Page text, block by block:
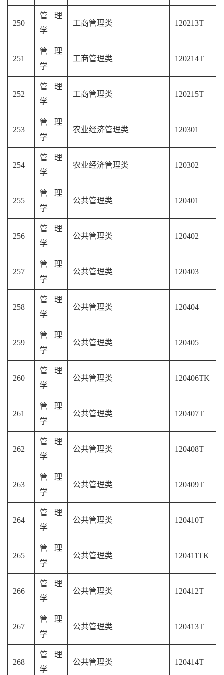
250
管理
学
工商管理类 120213T
251
管理
学
工商管理类 120214T
252
管理
学
工商管理类 120215T
253
管理
学
农业经济管理类 120301
254
管理
学
农业经济管理类 120302
255
管理
学
公共管理类 120401
256
管理
学
公共管理类 120402
257
管理
学
公共管理类 120403
258
管理
学
公共管理类 120404
259
管理
学
公共管理类 120405
260
管理
学
公共管理类 120406TK
261
管理
学
公共管理类 120407T
262
管理
学
公共管理类 120408T
263
管理
学
公共管理类 120409T
264
管理
学
公共管理类 120410T
265
管理
学
公共管理类 120411TK
266
管理
学
公共管理类 120412T
267
管理
学
公共管理类 120413T
268
管理
学
公共管理类 120414T